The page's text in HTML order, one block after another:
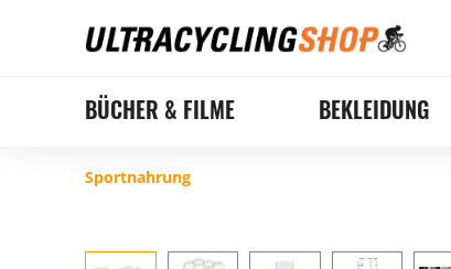
BÜCHER & FILME BEKLEIDUNG
Sportnahrung